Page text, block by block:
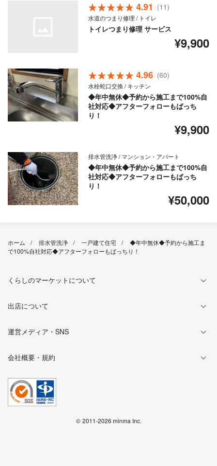
4.91 (11)
水道のつまり修理 / トイレ
トイレつまり修理 サービス
¥9,900
4.96 (60)
水栓蛇口交換 / キッチン
◆年中無休◆予約から施工まで100%自
社対応◆アフターフォローもばっち
り！
¥9,900
排水管洗浄 / マンション・アパート
◆年中無休◆予約から施工まで100%自
社対応◆アフターフォローもばっち
り！
¥50,000
ホーム 排水管洗浄 一戸建て住宅
◆年中無休◆予約から施工ま
で100%自社対応◆アフターフォローもばっちり！
くらしのマーケットについて
出店について
運営メディア・SNS
会社概要・規約
© 2011-2026 minma Inc.